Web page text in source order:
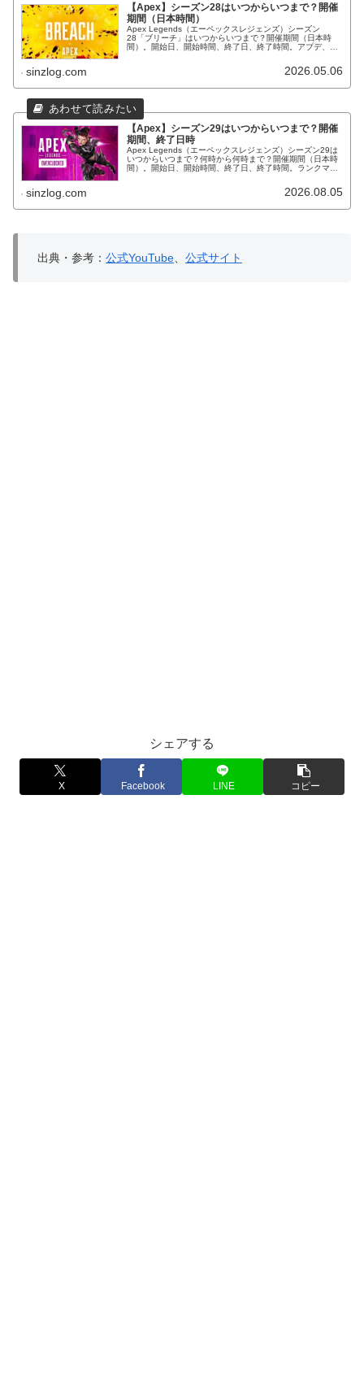
【Apex】シーズン28はいつからいつまで？開催
期間（日本時間）
Apex Legends（エーペックスレジェンズ）シーズン
28「ブリーチ」はいつからいつまで？開催期間（日本時
間）。開始日、開始時間、終了日、終了時間。アプデ、ラ
sinzlog.com 2026.05.06
【Apex】シーズン29はいつからいつまで？開催
期間、終了日時
Apex Legends（エーペックスレジェンズ）シーズン29は
いつからいつまで？何時から何時まで？開催期間（日本時
間）。開始日、開始時間、終了日、終了時間。ランクマッ
sinzlog.com 2026.08.05
出典・参考： 公式YouTube 公式サイト
シェアする
X Facebook LINE コピー